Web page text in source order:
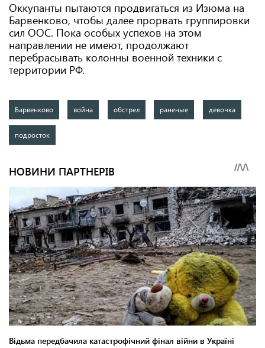
Оккупанты пытаются продвигаться из Изюма на
Барвенково, чтобы далее прорвать группировки
сил ООС. Пока особых успехов на этом
направлении не имеют, продолжают
перебрасывать колонны военной техники с
территории РФ.
Барвенково война обстрел раненые девочка
подросток